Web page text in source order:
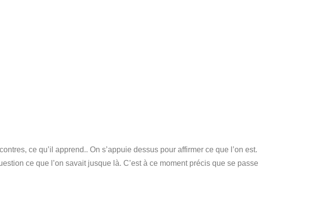
ce qu’il apprend.. On s’appuie dessus pour affirmer ce que l’on est.
ce que l’on savait jusque là. C’est à ce moment précis que se passe